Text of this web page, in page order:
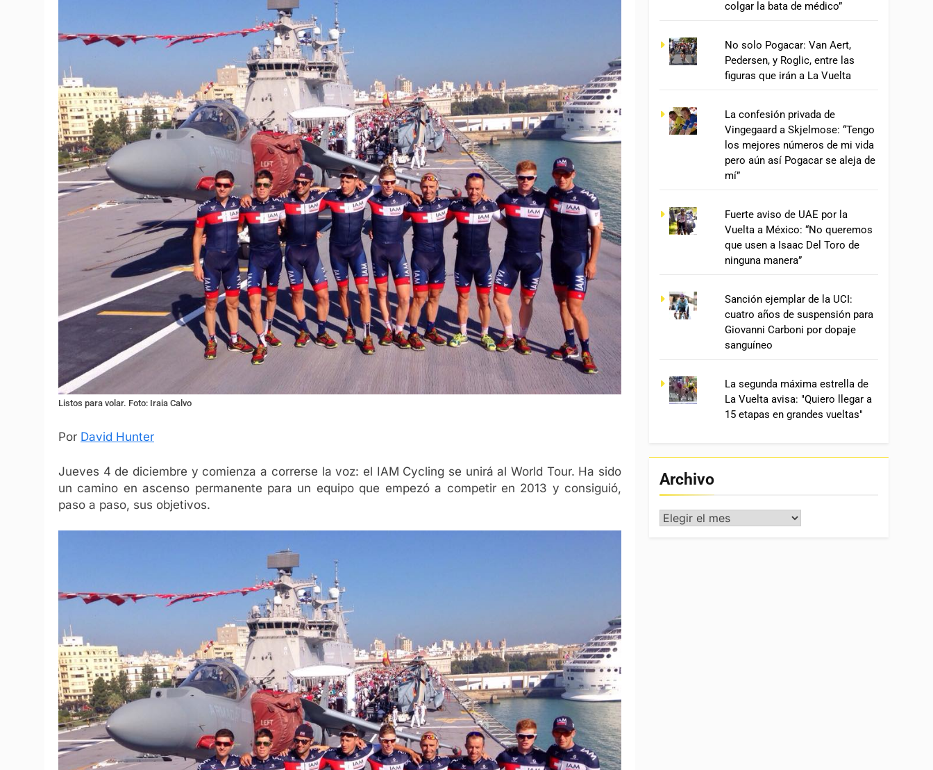
Listos para volar. Foto: Iraia Calvo
Por David Hunter
Jueves 4 de diciembre y comienza a correrse la voz: el IAM Cycling se unirá al World Tour. Ha sido
un camino en ascenso permanente para un equipo que empezó a competir en 2013 y consiguió,
paso a paso, sus objetivos.
colgar la bata de médico”
No solo Pogacar: Van Aert,
Pedersen, y Roglic, entre las
figuras que irán a La Vuelta
La confesión privada de
Vingegaard a Skjelmose: “Tengo
los mejores números de mi vida
pero aún así Pogacar se aleja de
mí”
Fuerte aviso de UAE por la
Vuelta a México: “No queremos
que usen a Isaac Del Toro de
ninguna manera”
Sanción ejemplar de la UCI:
cuatro años de suspensión para
Giovanni Carboni por dopaje
sanguíneo
La segunda máxima estrella de
La Vuelta avisa: "Quiero llegar a
15 etapas en grandes vueltas"
Archivo
Archivo